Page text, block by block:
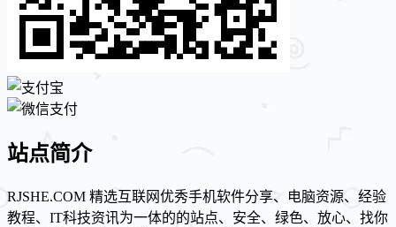
站点简介
RJSHE.COM 精选互联网优秀手机软件分享、电脑资源、经验
教程、IT科技资讯为一体的的站点、安全、绿色、放心、找你